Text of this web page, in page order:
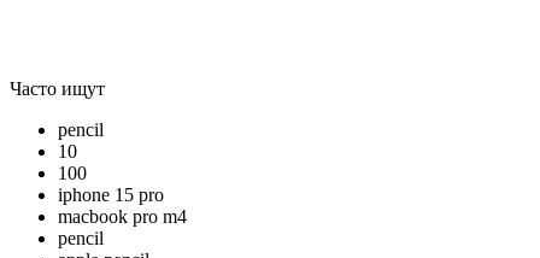
Часто ищут
pencil
10
100
iphone 15 pro
macbook pro m4
pencil